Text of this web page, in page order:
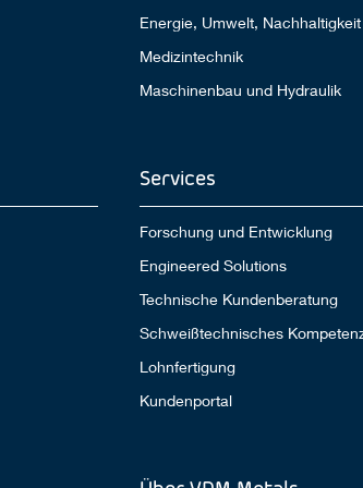
Energie, Umwelt, Nachhaltigkeit
Medizintechnik
Maschinenbau und Hydraulik
Services
Forschung und Entwicklung
Engineered Solutions
Technische Kundenberatung
Schweißtechnisches
Lohnfertigung
Kundenportal